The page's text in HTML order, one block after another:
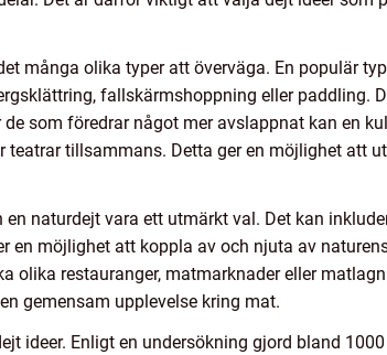
många olika typer att överväga. En populär
fallskärmshoppning eller paddling.
som föredrar något mer avslappnat kan en
teatrar tillsammans. Detta ger en möjlighet att
naturdejt vara ett utmärkt val. Det kan
en möjlighet att koppla av och njuta av
olika restauranger, matmarknader eller
gemensam upplevelse kring mat.
ideer. Enligt en undersökning gjord bland